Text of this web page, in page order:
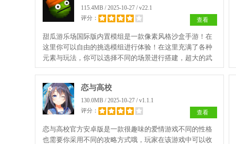
115.4MB / 2025-10-27 / v22.1
评分：
查看
甜瓜游乐场国际版内置模组是一款像素风格沙盒手游！在
这里你可以自由的挑选模组进行体验！在这里充满了各种
元素与玩法，你可以选择不同的场景进行搭建，超大的武
器与地图等你来体验！自由的随心的操作，值得你尝试一
恋与高校
130.0MB / 2025-10-27 / v1.1.1
评分：
查看
恋与高校官方安卓版是一款很趣味的爱情游戏不同的性格
也需要你采用不同的攻略方式哦，玩家在该游戏中可以收